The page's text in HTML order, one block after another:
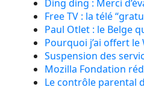
Ding ding : Merci
Free TV : la télé
Paul Otlet : le Belge
Pourquoi j’ai offert
Suspension des
Mozilla Fondation
Le contrôle parental